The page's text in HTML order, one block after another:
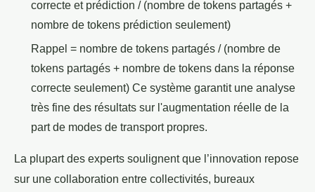
correcte et prédiction / (nombre de tokens partagés +
nombre de tokens prédiction seulement)
Rappel = nombre de tokens partagés / (nombre de
tokens partagés + nombre de tokens dans la réponse
correcte seulement) Ce système garantit une analyse
très fine des résultats sur l'augmentation réelle de la
part de modes de transport propres.
La plupart des experts soulignent que l’innovation repose
sur une collaboration entre collectivités, bureaux